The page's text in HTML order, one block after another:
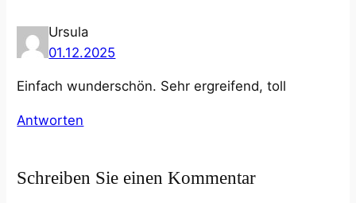
Ursula
01.12.2025
Einfach wunderschön. Sehr ergreifend, toll
Antworten
Schreiben Sie einen Kommentar